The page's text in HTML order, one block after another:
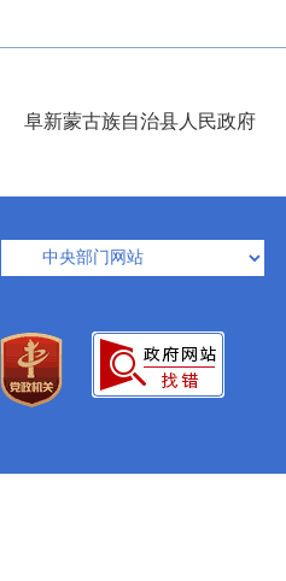
阜新蒙古族自治县人民政府